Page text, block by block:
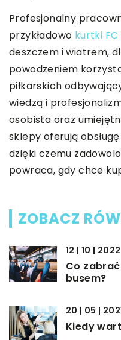
Profesjonalny
przykładowo kurtki
deszczem i wiatrem,
powodzeniem
piłkarskich
wiedzą i
osobista oraz
sklepy oferują
dzięki czemu
powraca, gdy chce
ZOBACZ
12 | 10 | 2022
Co
busem?
20 | 05 |
Kiedy